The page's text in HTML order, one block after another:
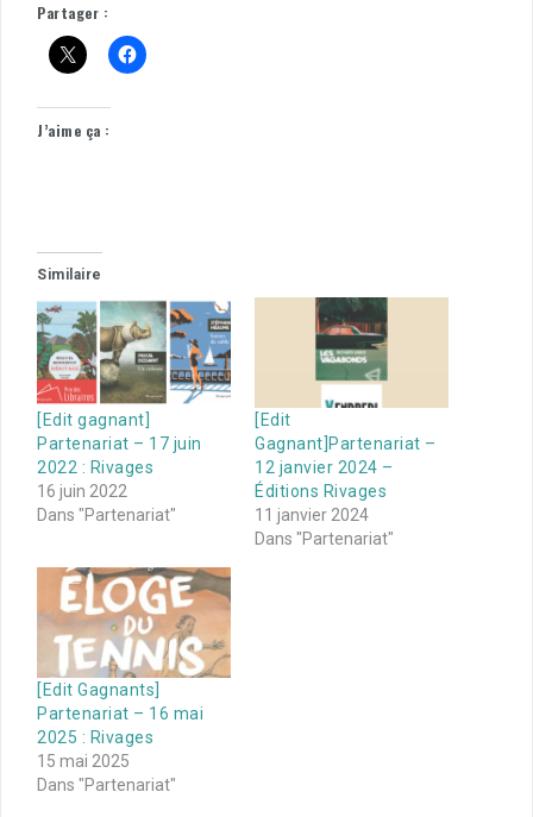
Partager :
J’aime ça :
Similaire
[Edit gagnant]
Partenariat – 17 juin
2022 : Rivages
16 juin 2022
Dans "Partenariat"
[Edit
Gagnant]Partenariat –
12 janvier 2024 –
Éditions Rivages
11 janvier 2024
Dans "Partenariat"
[Edit Gagnants]
Partenariat – 16 mai
2025 : Rivages
15 mai 2025
Dans "Partenariat"